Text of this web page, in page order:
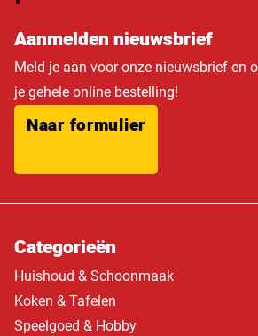
Aanmelden nieuwsbrief
Meld je aan voor onze nieuwsbrief en
je gehele online bestelling!
Naar formulier
Categorieën
Huishoud & Schoonmaak
Koken & Tafelen
Speelgoed & Hobby